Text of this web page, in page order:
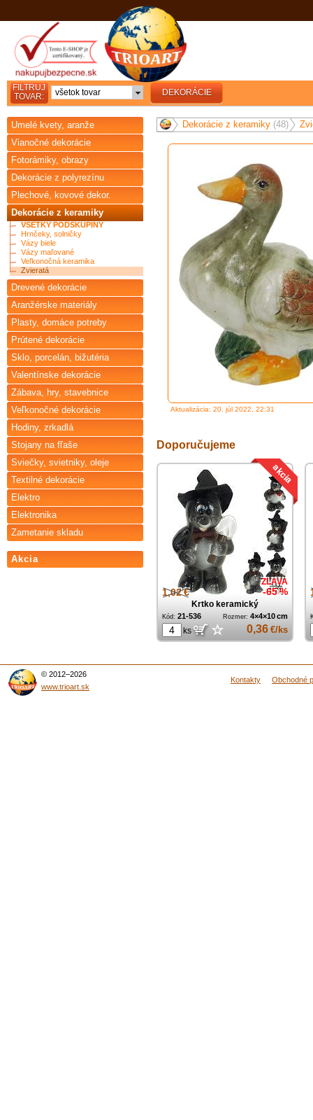
FILTRUJ
TOVAR:
všetok tovar DEKORÁCIE
Umelé kvety, aranže
Vianočné dekorácie
Fotorámiky, obrazy
Dekorácie z polyrezínu
Plechové, kovové dekor.
Dekorácie z keramiky
VŠETKY PODSKUPINY
Hrnčeky, solničky
Vázy biele
Vázy maľované
Veľkonočná keramika
Zvieratá
Drevené dekorácie
Aranžérske materiály
Plasty, domáce potreby
Prútené dekorácie
Sklo, porcelán, bižutéria
Valentínske dekorácie
Zábava, hry, stavebnice
Veľkonočné dekorácie
Hodiny, zrkadlá
Stojany na fľaše
Sviečky, svietniky, oleje
Textilné dekorácie
Elektro
Elektronika
Zametanie skladu
Akcia
Dekorácie z keramiky (48)
Aktualizácia: 20. júl 2022, 22:31
Doporučujeme
1,02 €
ZĽAVA
-65 %
Krtko keramický
0,36 €/ks
Rozmer: 4×4×10 cm
Kód: 21-536
ks
☆
© 2012–2026
www.trioart.sk
Kontakty Obchodné